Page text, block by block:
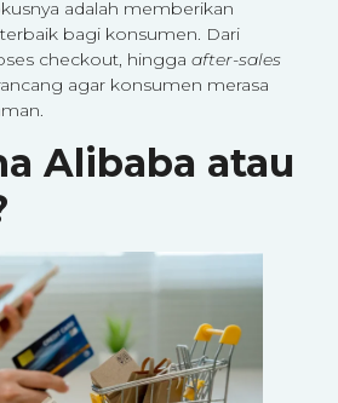
adalah memberikan
bagi konsumen. Dari
checkout, hinggaafter-sales
agar konsumen merasa
Alibaba atau